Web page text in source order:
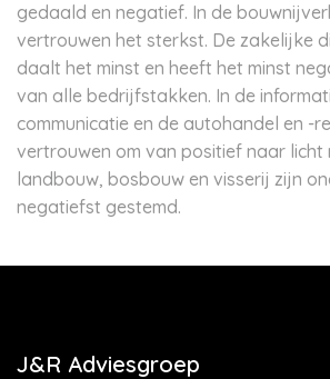
gedaald en negatief. In de
vertrouwen het sterkst. De zakelijke
daalt het minst en heeft het minst
van alle bedrijfstakken. In de
communicatie en de autohandel en -
vertrouwen om van positief naar licht
landbouw, bosbouw en visserij zijn
negatiefst gestemd.
J&R Adviesgroep